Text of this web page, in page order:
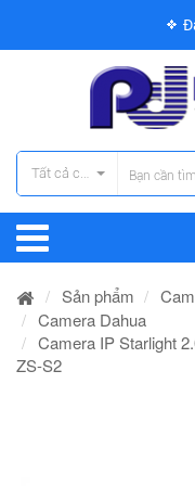
Tất cả các danh mục
Sản phẩm
Camera Dahua
Camera IP Starlight
ZS-S2